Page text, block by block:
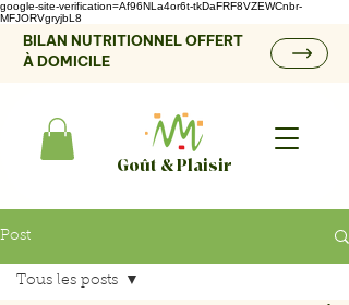
google-site-verification=Af96NLa4or6t-tkDaFRF8VZEWCnbr-
MFJORVgryjbL8
BILAN NUTRITIONNEL OFFERT
À DOMICILE
Goût & Plaisir
Post
Tous les posts